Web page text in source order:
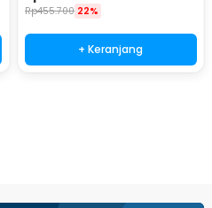
Rp455.700 22%
+ Keranjang